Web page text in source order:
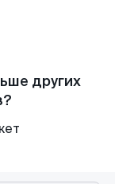
других